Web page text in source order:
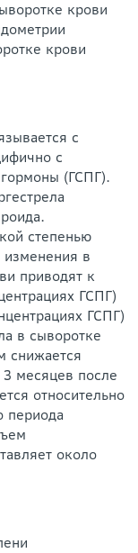
крови
крови
с
с
(ГСПГ).
степенью
изменения в
приводят к
ГСПГ)
ГСПГ)
в сыворотке
снижается
месяцев после
относительно
периода
около